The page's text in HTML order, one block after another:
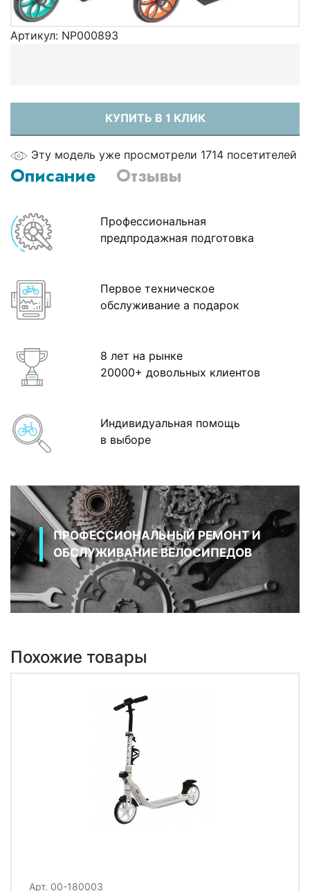
Артикул: NP000893
КУПИТЬ В 1 КЛИК
Эту модель уже просмотрели 1714 посетителей
Описание Отзывы
Профессиональная
предпродажная подготовка
Первое техническое
обслуживание а подарок
8 лет на рынке
20000+ довольных клиентов
Индивидуальная помощь
в выборе
ПРОФЕССИОНАЛЬНЫЙ РЕМОНТ И
ОБСЛУЖИВАНИЕ ВЕЛОСИПЕДОВ
Похожие товары
Арт. 00-180003